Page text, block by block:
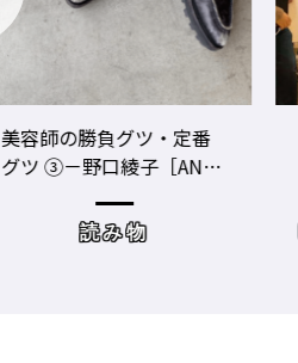
美容師の勝負グツ・定番
グツ ③－野口綾子［AND
THE BRICKS（アンドザブ
リックス）／神奈川県鎌
倉市］の場合－
読み物